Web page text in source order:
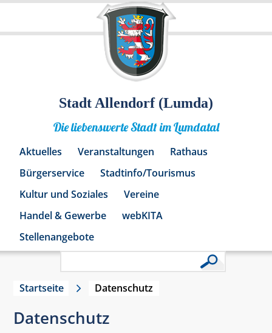
Stadt Allendorf (Lumda)
Die liebenswerte Stadt im Lumdatal
Aktuelles Veranstaltungen
Rathaus
Bürgerservice
Stadtinfo/Tourismus
Kultur und Soziales
Vereine
Handel & Gewerbe
webKITA
Stellenangebote
Startseite Datenschutz
Datenschutz